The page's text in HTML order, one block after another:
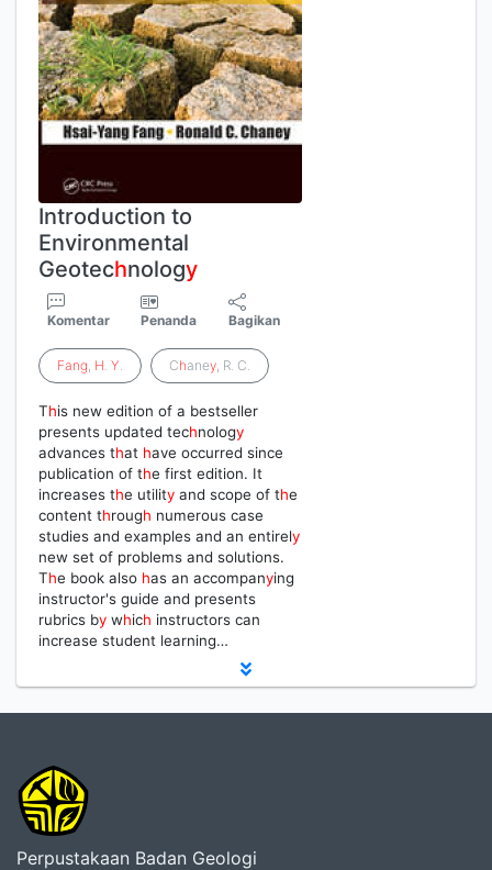
Introduction to
Environmental
Geotechnology
Komentar Penanda Bagikan
Fang, H. Y. Chaney, R. C.
This new edition of a bestseller
presents updated technology
advances that have occurred since
publication of the first edition. It
increases the utility and scope of the
content through numerous case
studies and examples and an entirely
new set of problems and solutions.
The book also has an accompanying
instructor's guide and presents
rubrics by which instructors can
increase student learning…
Perpustakaan Badan Geologi